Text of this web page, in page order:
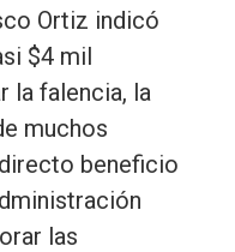
Ortiz indicó
$4 mil
la falencia, la
muchos
beneficio
las